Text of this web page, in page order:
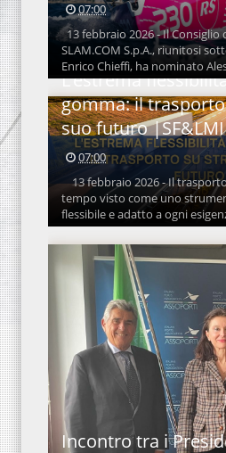
07:00
13 febbraio 2026 - Il Consiglio
SLAM.COM S.p.A., riunitosi
Enrico Chieffi, ha nominato
L’estrema
gomma: il
suo futuro
07:00
13 febbraio 2026 - Il
tempo visto come uno
flessibile e adatto a ogni
Incontro tra i